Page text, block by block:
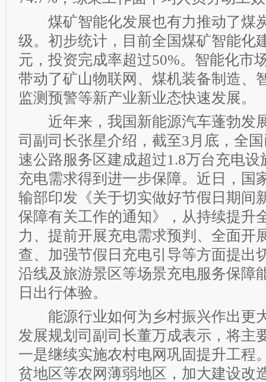
煤矿智能化发展也有力推动了煤
级。初步统计，目前全国煤矿智能化
元，投资完成率超过50%。智能化市
带动了矿山物联网、煤机装备制造、
监测预警等新产业新业态快速发展。
近年来，我国新能源汽车蓬勃发
司副司长张星介绍，截至3月底，全
速公路服务区建成超过1.8万台充电
充电需求得到进一步保障。近日，国
输部印发《关于切实做好节假日期间
保障有关工作的通知》，从持续提升
力、提前开展充电需求预判、全面开
查、加强节假日充电引导等方面提出
沿线及旅游景区等场景充电服务保障
日出行体验。
能源行业如何为乡村振兴作出更
发展规划司副司长董万成表示，将主
一是继续实施农村电网巩固提升工程
贫地区等农网薄弱地区，加大建设改